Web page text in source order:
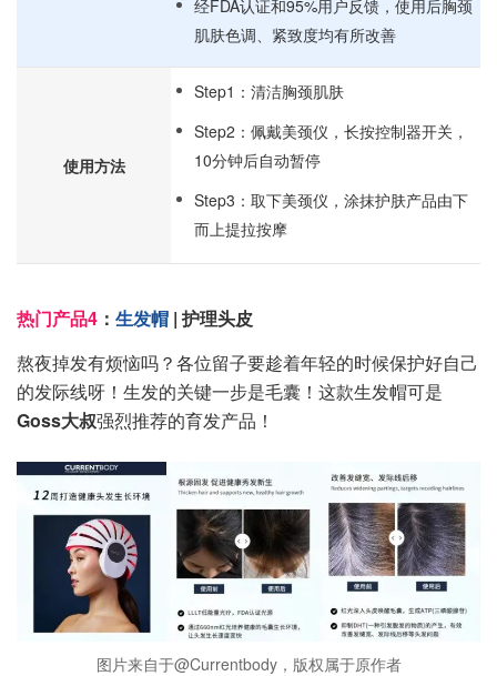
经FDA认证和95%用户反馈，使用后胸颈
肌肤色调、紧致度均有所改善
使用方法
Step1：清洁胸颈肌肤
Step2：佩戴美颈仪，长按控制器开关，
10分钟后自动暂停
Step3：取下美颈仪，涂抹护肤产品由下
而上提拉按摩
热门产品4 ： 生发帽 | 护理头皮
熬夜掉发有烦恼吗？各位留子要趁着年轻的时候保护好自己
的发际线呀！生发的关键一步是毛囊！这款生发帽可是
Goss大叔强烈推荐的育发产品！
图片来自于@Currentbody，版权属于原作者